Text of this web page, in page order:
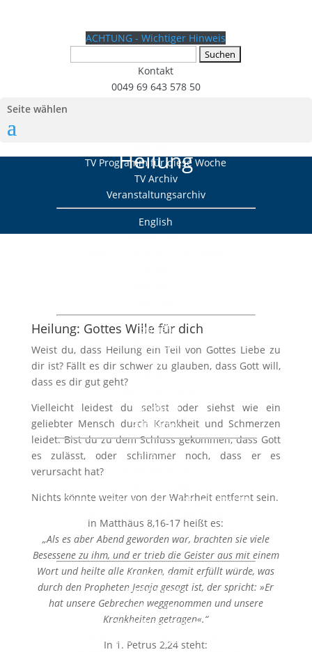
ACHTUNG - Wichtiger Hinweis
Kontakt
0049 69 643 578 50
TV Programm für diese Woche
TV Archiv
Veranstaltungsarchiv
English
AWMI Video
English
AWMI Audio
Lesen
Rundbrief
Faltblätter
English
Deutschland Österreich Schweiz (DACH)
Veranstaltungskalender DACH
Überblick Veranstaltungen 2026 in
Deutschland und Österreich (Download)
International
AWMI Events
Über uns
Charis Bible College
Die Geschichte des Dienstes
Seite wählen
Heilung
Heilung: Gottes Wille für dich
Weist du, dass Heilung ein Teil von Gottes Liebe zu
dir ist? Fällt es dir schwer zu glauben, dass Gott will,
dass es dir gut geht?
Vielleicht leidest du selbst oder siehst wie ein
geliebter Mensch durch Krankheit und Schmerzen
leidet. Bist du zu dem Schluss gekommen, dass Gott
es zulässt, oder schlimmer noch, dass er es
verursacht hat?
Nichts könnte weiter von der Wahrheit entfernt sein.
in Matthäus 8,16-17 heißt es:
„Als es aber Abend geworden war, brachten sie viele
Besessene zu ihm, und er trieb die Geister aus mit einem
Wort und heilte alle Kranken, damit erfüllt würde, was
durch den Propheten Jesaja gesagt ist, der spricht: »Er
hat unsere Gebrechen weggenommen und unsere
Krankheiten getragen«.“
In 1. Petrus 2,24 steht: